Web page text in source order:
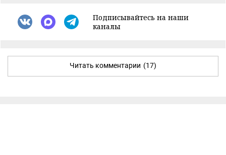
Подписывайтесь на наши
каналы
Читать комментарии (17)